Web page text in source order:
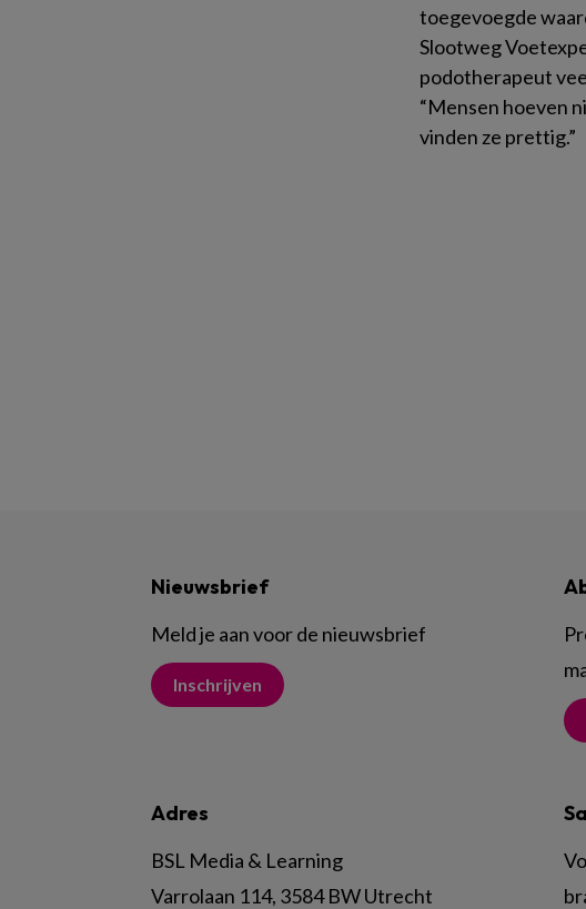
toegevoegde
Slootweg
podotherapeut
“Mensen hoeven
vinden ze prettig.”
Nieuwsbrief
Meld je aan voor de nieuwsbrief
Inschrijven
Adres
BSL Media & Learning
Varrolaan 114, 3584 BW Utrecht